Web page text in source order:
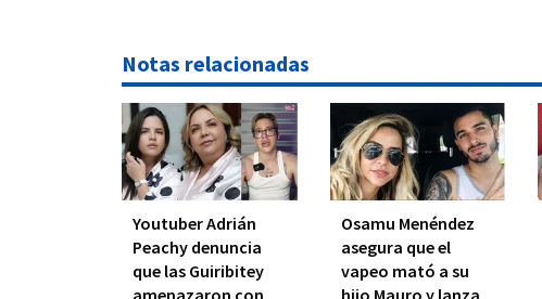
Notas relacionadas
Youtuber Adrián
Peachy denuncia
que las Guiribitey
Osamu Menéndez
asegura que el
vapeo mató a su